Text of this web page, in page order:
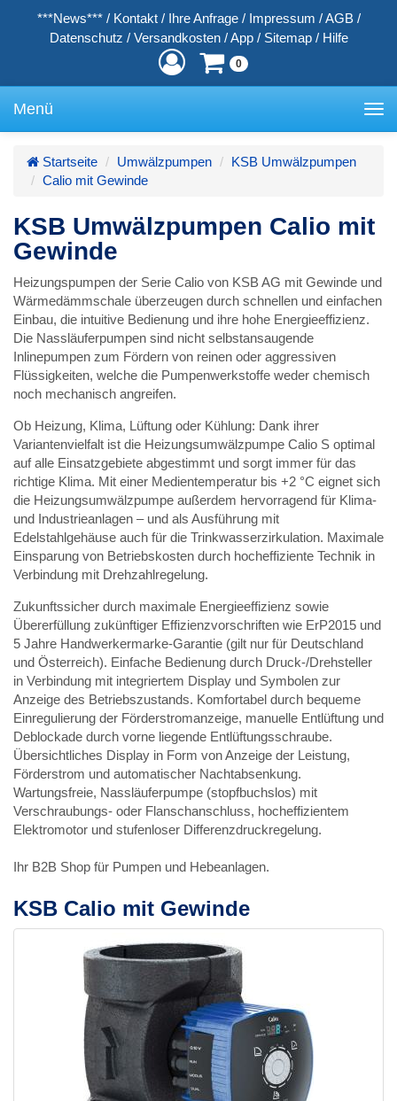
***News*** / Kontakt / Ihre Anfrage / Impressum / AGB /
Datenschutz / Versandkosten / App / Sitemap / Hilfe
0
Menü
Startseite Umwälzpumpen
KSB Umwälzpumpen
Calio mit Gewinde
KSB Umwälzpumpen Calio mit
Gewinde
Heizungspumpen der Serie Calio von KSB AG mit Gewinde und
Wärmedämmschale überzeugen durch schnellen und einfachen
Einbau, die intuitive Bedienung und ihre hohe Energieeffizienz.
Die Nassläuferpumpen sind nicht selbstansaugende
Inlinepumpen zum Fördern von reinen oder aggressiven
Flüssigkeiten, welche die Pumpenwerkstoffe weder chemisch
noch mechanisch angreifen.
Ob Heizung, Klima, Lüftung oder Kühlung: Dank ihrer
Variantenvielfalt ist die Heizungsumwälzpumpe Calio S optimal
auf alle Einsatzgebiete abgestimmt und sorgt immer für das
richtige Klima. Mit einer Medientemperatur bis +2 °C eignet sich
die Heizungsumwälzpumpe außerdem hervorragend für Klima-
und Industrieanlagen – und als Ausführung mit
Edelstahlgehäuse auch für die Trinkwasserzirkulation. Maximale
Einsparung von Betriebskosten durch hocheffiziente Technik in
Verbindung mit Drehzahlregelung.
Zukunftssicher durch maximale Energieeffizienz sowie
Übererfüllung zukünftiger Effizienzvorschriften wie ErP2015 und
5 Jahre Handwerkermarke-Garantie (gilt nur für Deutschland
und Österreich). Einfache Bedienung durch Druck-/Drehsteller
in Verbindung mit integriertem Display und Symbolen zur
Anzeige des Betriebszustands. Komfortabel durch bequeme
Einregulierung der Förderstromanzeige, manuelle Entlüftung und
Deblockade durch vorne liegende Entlüftungsschraube.
Übersichtliches Display in Form von Anzeige der Leistung,
Förderstrom und automatischer Nachtabsenkung.
Wartungsfreie, Nassläuferpumpe (stopfbuchslos) mit
Verschraubungs- oder Flanschanschluss, hocheffizientem
Elektromotor und stufenloser Differenzdruckregelung.
Ihr B2B Shop für Pumpen und Hebeanlagen.
KSB Calio mit Gewinde